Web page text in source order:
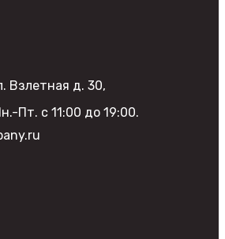
Взлетная д. 30,
Пт. с 11:00 до 19:00.